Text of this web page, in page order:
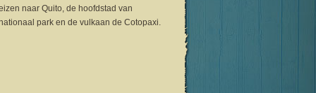
naar Quito, de hoofdstad van
park en de vulkaan de Cotopaxi.